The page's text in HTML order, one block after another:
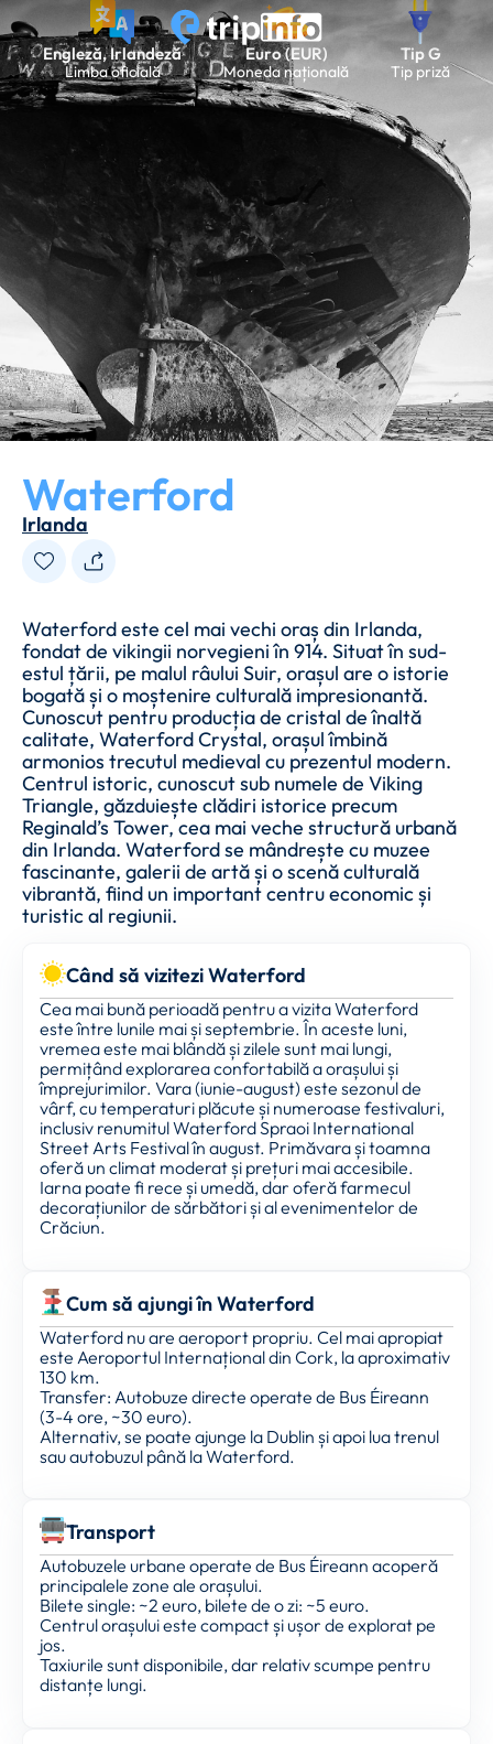
Engleză, Irlandeză
Limba oficială
Euro (EUR)
Moneda națională
Tip G
Tip priză
Waterford
Irlanda
Waterford este cel mai vechi oraș din Irlanda,
fondat de vikingii norvegieni în 914. Situat în sud-
estul țării, pe malul râului Suir, orașul are o istorie
bogată și o moștenire culturală impresionantă.
Cunoscut pentru producția de cristal de înaltă
calitate, Waterford Crystal, orașul îmbină
armonios trecutul medieval cu prezentul modern.
Centrul istoric, cunoscut sub numele de Viking
Triangle, găzduiește clădiri istorice precum
Reginald’s Tower, cea mai veche structură urbană
din Irlanda. Waterford se mândrește cu muzee
fascinante, galerii de artă și o scenă culturală
vibrantă, fiind un important centru economic și
turistic al regiunii.
Când să vizitezi Waterford
Cea mai bună perioadă pentru a vizita Waterford
este între lunile mai și septembrie. În aceste luni,
vremea este mai blândă și zilele sunt mai lungi,
permițând explorarea confortabilă a orașului și
împrejurimilor. Vara (iunie-august) este sezonul de
vârf, cu temperaturi plăcute și numeroase festivaluri,
inclusiv renumitul Waterford Spraoi International
Street Arts Festival în august. Primăvara și toamna
oferă un climat moderat și prețuri mai accesibile.
Iarna poate fi rece și umedă, dar oferă farmecul
decorațiunilor de sărbători și al evenimentelor de
Crăciun.
Cum să ajungi în Waterford
Waterford nu are aeroport propriu. Cel mai apropiat
este Aeroportul Internațional din Cork, la aproximativ
130 km.
Transfer: Autobuze directe operate de Bus Éireann
(3-4 ore, ~30 euro).
Alternativ, se poate ajunge la Dublin și apoi lua trenul
sau autobuzul până la Waterford.
Transport
Autobuzele urbane operate de Bus Éireann acoperă
principalele zone ale orașului.
Bilete single: ~2 euro, bilete de o zi: ~5 euro.
Centrul orașului este compact și ușor de explorat pe
jos.
Taxiurile sunt disponibile, dar relativ scumpe pentru
distanțe lungi.